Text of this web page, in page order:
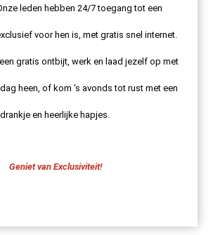
leden hebben 24/7 toegang tot een
voor hen is, met gratis snel internet.
gratis ontbijt, werk en laad jezelf op met
heen, of kom 's avonds tot rust met een
drankje en heerlijke hapjes.
Geniet van Exclusiviteit!